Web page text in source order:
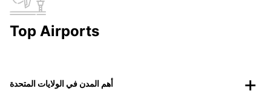
Top Airports
أهم المدن في الولايات المتحدة